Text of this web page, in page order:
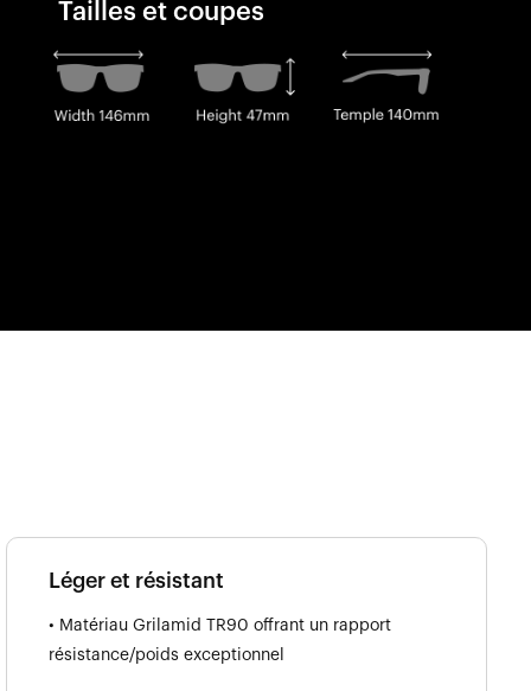
Tailles et coupes
Léger et résistant
• Matériau Grilamid TR90 offrant un rapport
résistance/poids exceptionnel